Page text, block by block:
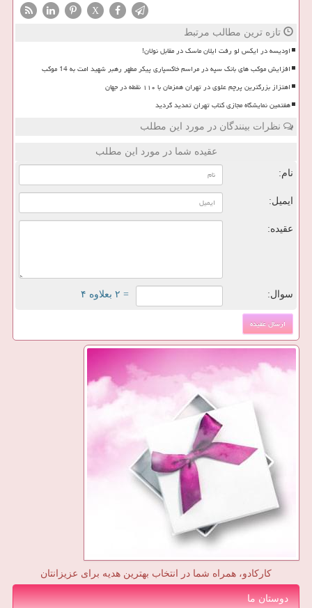
X
تازه ترین مطالب مرتبط
اودیسه در ایکس لو رفت ایلان ماسک در مقابل نولان!
افزایش موکب های بانک سپه در مراسم خاکسپاری پیکر مطهر رهبر شهید امت به 14 موکب
اهتزاز بزرگترین پرچم علوی در تهران همزمان با ۱۱۰ نقطه در جهان
هفتمین نمایشگاه مجازی کتاب تهران تمدید گردید
نظرات بینندگان در مورد این مطلب
عقیده شما در مورد این مطلب
نام:
ایمیل:
عقیده:
سوال: = ۲ بعلاوه ۴
کارکادو، همراه شما در انتخاب بهترین هدیه برای عزیزانتان
دوستان ما